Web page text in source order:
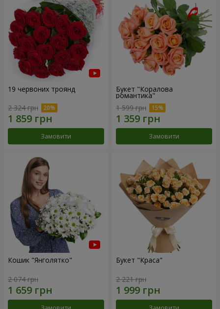
19 червоних троянд
2 324 грн
Замовити
Букет "Коралова
романтика"
1 599 грн
Замовити
Кошик "Янголятко"
2 074 грн
Букет "Краса"
2 221 грн